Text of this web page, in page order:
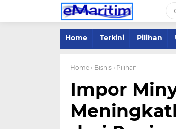
Home Terkini Pilihan
Home › Bisnis › Pilihan
Impor